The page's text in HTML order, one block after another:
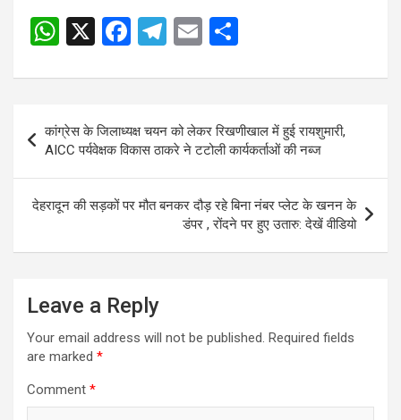
W
at
s
A
p
p
X
F
ce
o
o
k
T
e
gr
a
m
E
ail ar
e
navigation
कांग्रेस के जिलाध्यक्ष चयन को लेकर रिखणीखाल में हुई रायशुमारी,
AICC पर्यवेक्षक विकास ठाकरे ने टटोली कार्यकर्ताओं की नब्ज
देहरादून की सड़कों पर मौत बनकर दौड़ रहे बिना नंबर प्लेट के खनन के
डंपर , रोंदने पर हुए उतारु: देखें वीडियो
Leave a Reply
Your email address will not be published. Required fields
are marked *
Comment *